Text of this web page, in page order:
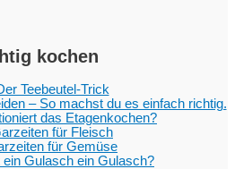
kochen
Teebeutel-Trick
– So machst du es einfach richtig.
das Etagenkochen?
für Fleisch
für Gemüse
ein Gulasch ein Gulasch?